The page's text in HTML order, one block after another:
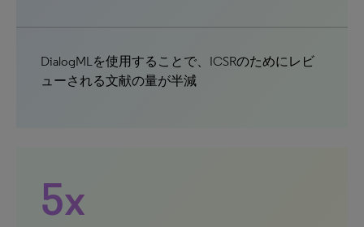
DialogMLを使用することで、ICSRのためにレビ
ューされる文献の量が半減
5x